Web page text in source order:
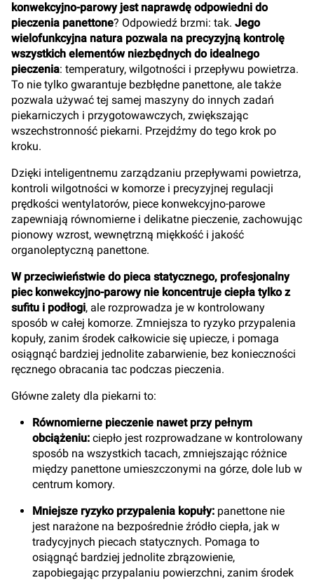
konwekcyjno-parowy jest naprawdę odpowiedni do
pieczenia panettone? Odpowiedź brzmi: tak. Jego
wielofunkcyjna natura pozwala na precyzyjną kontrolę
wszystkich elementów niezbędnych do idealnego
pieczenia: temperatury, wilgotności i przepływu powietrza.
To nie tylko gwarantuje bezbłędne panettone, ale także
pozwala używać tej samej maszyny do innych zadań
piekarniczych i przygotowawczych, zwiększając
wszechstronność piekarni. Przejdźmy do tego krok po
kroku.
Dzięki inteligentnemu zarządzaniu przepływami powietrza,
kontroli wilgotności w komorze i precyzyjnej regulacji
prędkości wentylatorów, piece konwekcyjno-parowe
zapewniają równomierne i delikatne pieczenie, zachowując
pionowy wzrost, wewnętrzną miękkość i jakość
organoleptyczną panettone.
W przeciwieństwie do pieca statycznego, profesjonalny
piec konwekcyjno-parowy nie koncentruje ciepła tylko z
sufitu i podłogi, ale rozprowadza je w kontrolowany
sposób w całej komorze. Zmniejsza to ryzyko przypalenia
kopuły, zanim środek całkowicie się upiecze, i pomaga
osiągnąć bardziej jednolite zabarwienie, bez konieczności
ręcznego obracania tac podczas pieczenia.
Główne zalety dla piekarni to:
Równomierne pieczenie nawet przy pełnym
obciążeniu: ciepło jest rozprowadzane w kontrolowany
sposób na wszystkich tacach, zmniejszając różnice
między panettone umieszczonymi na górze, dole lub w
centrum komory.
Mniejsze ryzyko przypalenia kopuły: panettone nie
jest narażone na bezpośrednie źródło ciepła, jak w
tradycyjnych piecach statycznych. Pomaga to
osiągnąć bardziej jednolite zbrązowienie,
zapobiegając przypalaniu powierzchni, zanim środek